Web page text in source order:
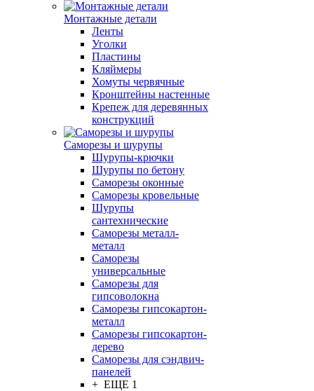
Монтажные детали
Ленты
Уголки
Пластины
Кляймеры
Хомуты червячные
Кронштейны настенные
Крепеж для деревянных
конструкций
Саморезы и шурупы
Шурупы-крючки
Шурупы по бетону
Саморезы оконные
Саморезы кровельные
Шурупы
сантехнические
Саморезы металл-
металл
Саморезы
универсальные
Саморезы для
гипсоволокна
Саморезы гипсокартон-
металл
Саморезы гипсокартон-
дерево
Саморезы для сэндвич-
панелей
+ ЕЩЕ 1